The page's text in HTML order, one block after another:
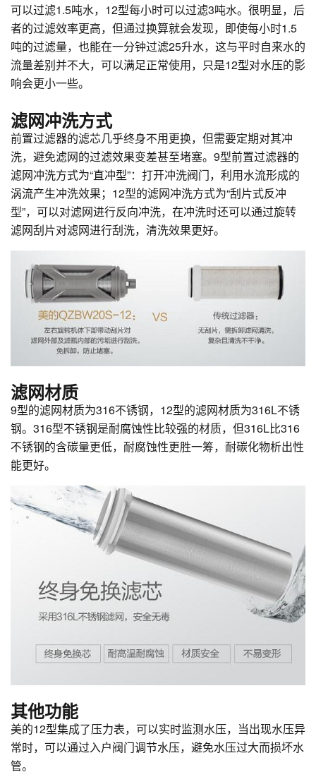
可以过滤1.5吨水，12型每小时可以过滤3吨水。很明显，后
者的过滤效率更高，但通过换算就会发现，即使每小时1.5
吨的过滤量，也能在一分钟过滤25升水，这与平时自来水的
流量差别并不大，可以满足正常使用，只是12型对水压的影
响会更小一些。
滤网冲洗方式
前置过滤器的滤芯几乎终身不用更换，但需要定期对其冲
洗，避免滤网的过滤效果变差甚至堵塞。9型前置过滤器的
滤网冲洗方式为“直冲型”：打开冲洗阀门，利用水流形成的
涡流产生冲洗效果；12型的滤网冲洗方式为“刮片式反冲
型”，可以对滤网进行反向冲洗，在冲洗时还可以通过旋转
滤网刮片对滤网进行刮洗，清洗效果更好。
滤网材质
9型的滤网材质为316不锈钢，12型的滤网材质为316L不锈
钢。316型不锈钢是耐腐蚀性比较强的材质，但316L比316
不锈钢的含碳量更低，耐腐蚀性更胜一筹，耐碳化物析出性
能更好。
其他功能
美的12型集成了压力表，可以实时监测水压，当出现水压异
常时，可以通过入户阀门调节水压，避免水压过大而损坏水
管。